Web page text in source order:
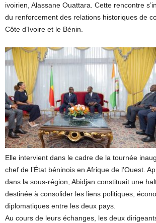
ivoirien, Alassane Ouattara. Cette rencontre
du renforcement des relations historiques de
Côte d’Ivoire et le Bénin.
Elle intervient dans le cadre de la tournée
chef de l’État béninois en Afrique de l’Ouest.
dans la sous-région, Abidjan constituait une
destinée à consolider les liens politiques,
diplomatiques entre les deux pays.
Au cours de leurs échanges, les deux